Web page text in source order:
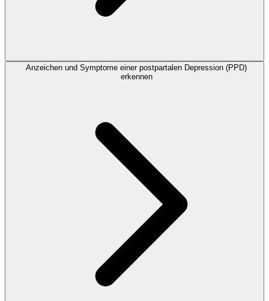
Anzeichen und Symptome einer postpartalen Depression (PPD)
erkennen